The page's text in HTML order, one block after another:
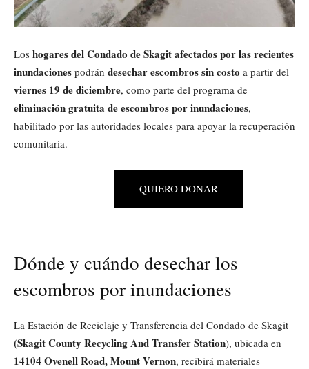
Los hogares del Condado de Skagit afectados por las recientes
inundaciones podrán desechar escombros sin costo a partir del
viernes 19 de diciembre, como parte del programa de
eliminación gratuita de escombros por inundaciones,
habilitado por las autoridades locales para apoyar la recuperación
comunitaria.
QUIERO DONAR
Dónde y cuándo desechar los
escombros por inundaciones
La Estación de Reciclaje y Transferencia del Condado de Skagit
(Skagit County Recycling And Transfer Station), ubicada en
14104 Ovenell Road, Mount Vernon, recibirá materiales